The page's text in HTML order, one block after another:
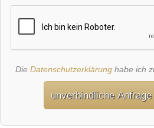
Die Datenschutzerklärunghabe ich
unverbindliche